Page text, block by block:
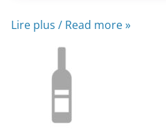
Lire plus / Read more »